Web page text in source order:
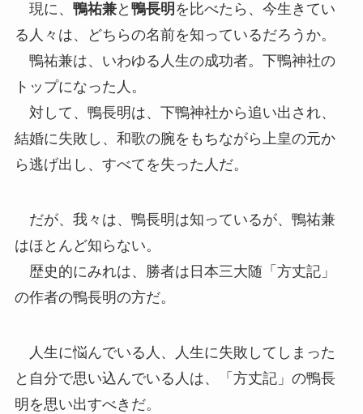
現に、 鴨祐兼と 鴨長明 を比べたら、今生きてい
る人々は、どちらの名前を知っているだろうか。
鴨祐兼は、いわゆる人生の成功者。下鴨神社の
トップになった人。
対して、鴨長明は、下鴨神社から追い出され、
結婚に失敗し、和歌の腕をもちながら上皇の元か
ら逃げ出し、すべてを失った人だ。
だが、我々は、鴨長明は知っているが、鴨祐兼
はほとんど知らない。
歴史的にみれは、勝者は日本三大随「方丈記」
の作者の鴨長明の方だ。
人生に悩んでいる人、人生に失敗してしまった
と自分で思い込んでいる人は、「方丈記」の鴨長
明を思い出すべきだ。